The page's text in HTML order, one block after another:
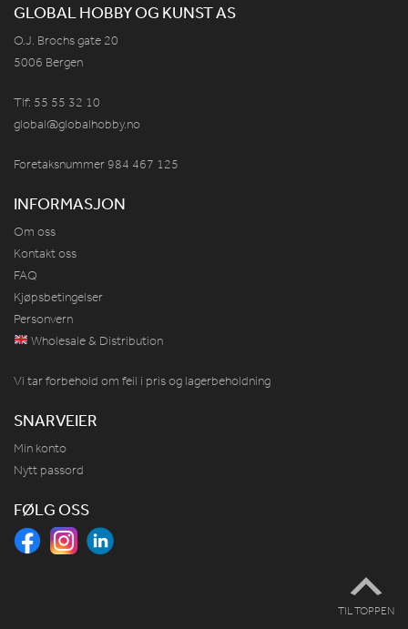
GLOBAL HOBBY OG KUNST AS
O.J. Brochs gate 20
5006 Bergen
Tlf: 55 55 32 10
global@globalhobby.no
Foretaksnummer 984 467 125
INFORMASJON
Om oss
Kontakt oss
FAQ
Kjøpsbetingelser
Personvern
Wholesale & Distribution
Vi tar forbehold om feil i pris og lagerbeholdning
SNARVEIER
Min konto
Nytt passord
FØLG OSS
TIL TOPPEN